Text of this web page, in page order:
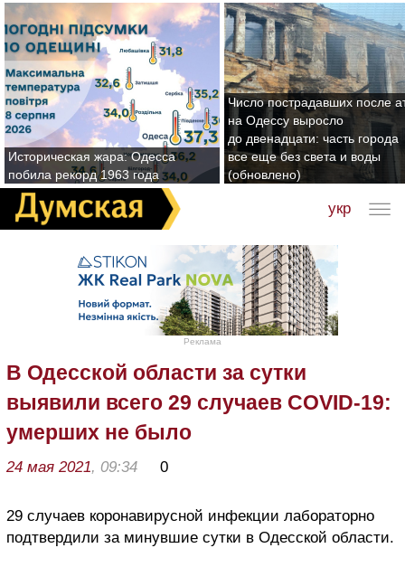
Историческая жара: Одесса
побила рекорд 1963 года
Число пострадавших после
на Одессу выросло
до двенадцати: часть города
все еще без света и воды
(обновлено)
укр
Реклама
В Одесской области за сутки
выявили всего 29 случаев COVID-19:
умерших не было
24 мая 2021, 09:34 0
29 случаев коронавирусной инфекции лабораторно
подтвердили за минувшие сутки в Одесской области.